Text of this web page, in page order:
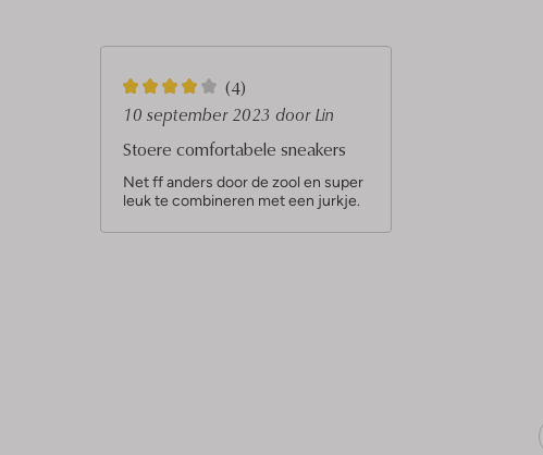
4
S
t
e
r
r
(4)
10 september 2023 door Lin
Stoere comfortabele sneakers
Net ff anders door de zool en super
leuk te combineren met een jurkje.